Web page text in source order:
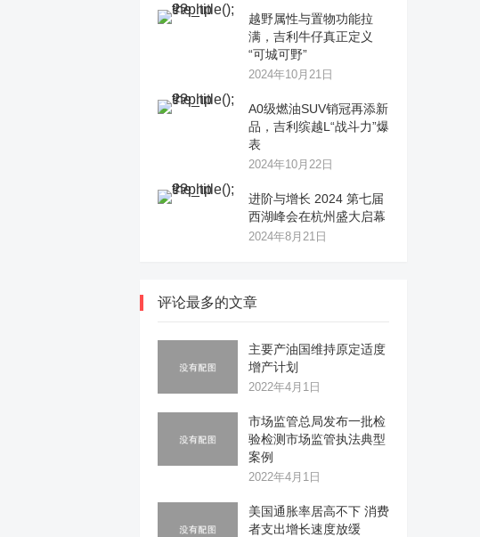
越野属性与置物功能拉
满，吉利牛仔真正定义
“可城可野”
2024年10月21日
A0级燃油SUV销冠再添新
品，吉利缤越L“战斗力”爆
表
2024年10月22日
进阶与增长 2024 第七届
西湖峰会在杭州盛大启幕
2024年8月21日
评论最多的文章
主要产油国维持原定适度
增产计划
2022年4月1日
市场监管总局发布一批检
验检测市场监管执法典型
案例
2022年4月1日
美国通胀率居高不下 消费
者支出增长速度放缓